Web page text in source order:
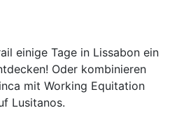
einige Tage in Lissabon ein
Oder kombinieren
mit Working Equitation
Lusitanos.